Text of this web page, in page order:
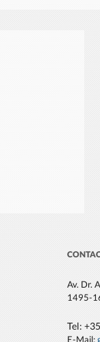
Av. Dr.
1495-
Tel:
E-Mail: